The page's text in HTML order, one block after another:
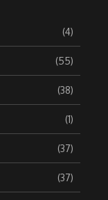
(4)
(55)
(38)
(1)
(37)
(37)